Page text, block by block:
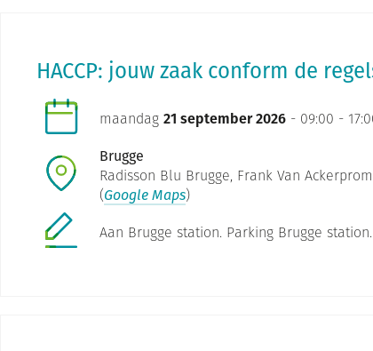
HACCP: jouw zaak conform de
maandag 21 september 2026 - 09:00 -
Brugge
Radisson Blu Brugge, Frank Van
(Google Maps)
Aan Brugge station. Parking Brugge station.